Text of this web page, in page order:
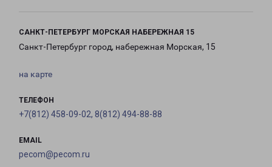
САНКТ-ПЕТЕРБУРГ МОРСКАЯ НАБЕРЕЖНАЯ 15
Санкт-Петербург город, набережная Морская, 15
на карте
ТЕЛЕФОН
+7(812) 458-09-02, 8(812) 494-88-88
EMAIL
pecom@pecom.ru